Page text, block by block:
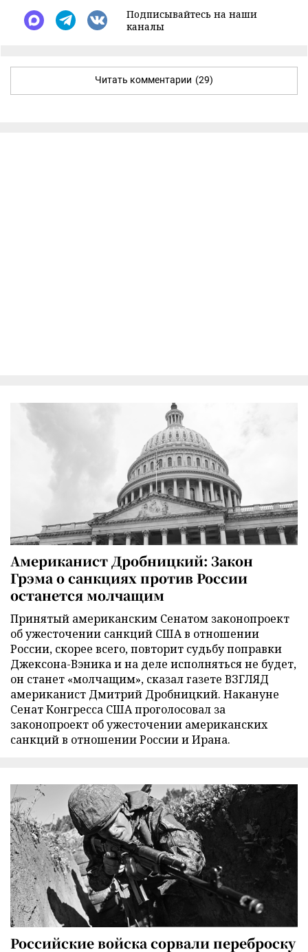
Подписывайтесь на наши
каналы
Читать комментарии (29)
Американист Дробницкий: Закон
Грэма о санкциях против России
останется молчащим
Принятый американским Сенатом законопроект
об ужесточении санкций США в отношении
России, скорее всего, повторит судьбу поправки
Джексона-Вэника и на деле исполняться не будет,
он станет «молчащим», сказал газете ВЗГЛЯД
американист Дмитрий Дробницкий. Накануне
Сенат Конгресса США проголосовал за
законопроект об ужесточении американских
санкций в отношении России и Ирана.
Российские войска сорвали переброску